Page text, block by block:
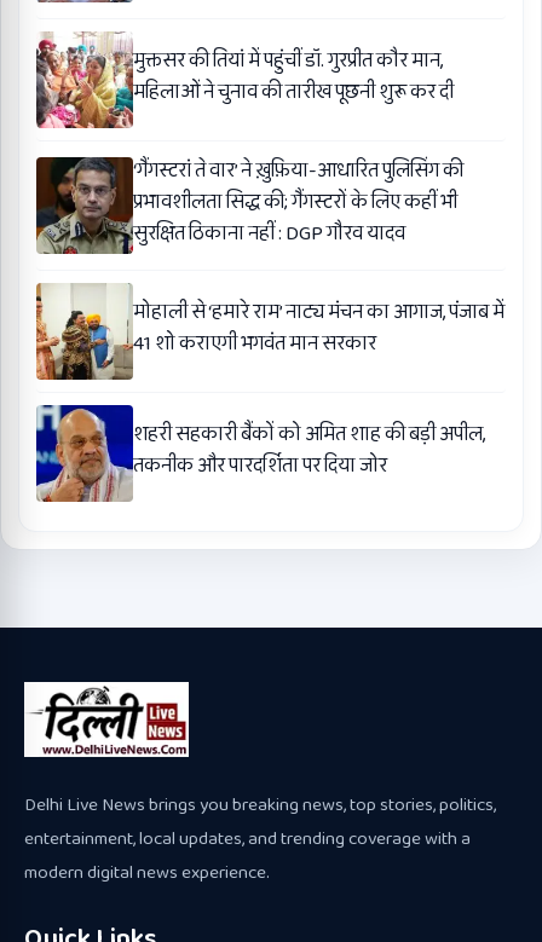
मुक्तसर की तियां में पहुंचीं डॉ. गुरप्रीत कौर मान,
महिलाओं ने चुनाव की तारीख पूछनी शुरू कर दी
‘गैंगस्टरां ते वार’ ने ख़ुफ़िया-आधारित पुलिसिंग की
प्रभावशीलता सिद्ध की; गैंगस्टरों के लिए कहीं भी
सुरक्षित ठिकाना नहीं : DGP गौरव यादव
मोहाली से ‘हमारे राम’ नाट्य मंचन का आगाज, पंजाब में
41 शो कराएगी भगवंत मान सरकार
शहरी सहकारी बैंकों को अमित शाह की बड़ी अपील,
तकनीक और पारदर्शिता पर दिया जोर
Delhi Live News brings you breaking news, top stories, politics,
entertainment, local updates, and trending coverage with a
modern digital news experience.